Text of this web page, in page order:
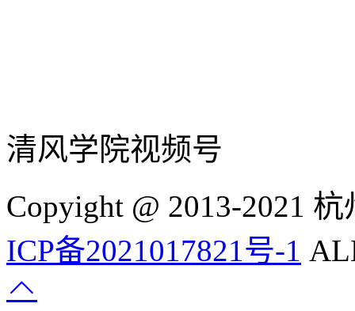
清风学院视频号
Copyight @ 2013-2021
ICP备2021017821号-1